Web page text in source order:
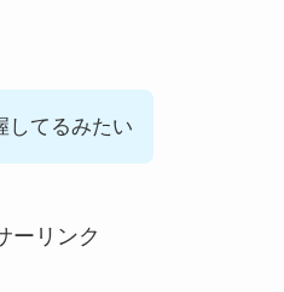
してるみたい
ーリンク